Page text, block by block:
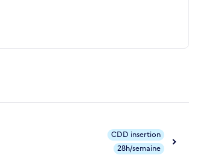
CDD insertion
28h/semaine